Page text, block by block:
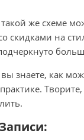
же схеме
скидками на
вы знаете, как